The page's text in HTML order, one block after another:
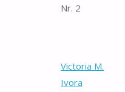
Nr. 2
Victoria M.
Ivora